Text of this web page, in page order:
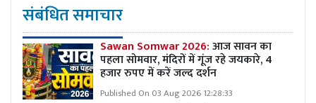
संबंधित समाचार
Sawan Somwar 2026:आज सावन का
पहला सोमवार, मंदिरों में गूंज रहे जयकारे, 4
हजार रुपए में करें जल्द दर्शन
Published On 03 Aug 2026 12:28:33